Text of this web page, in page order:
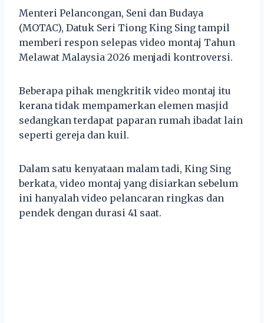
Menteri Pelancongan, Seni dan Budaya
(MOTAC), Datuk Seri Tiong King Sing tampil
memberi respon selepas video montaj Tahun
Melawat Malaysia 2026 menjadi kontroversi.
Beberapa pihak mengkritik video montaj itu
kerana tidak mempamerkan elemen masjid
sedangkan terdapat paparan rumah ibadat lain
seperti gereja dan kuil.
Dalam satu kenyataan malam tadi, King Sing
berkata, video montaj yang disiarkan sebelum
ini hanyalah video pelancaran ringkas dan
pendek dengan durasi 41 saat.